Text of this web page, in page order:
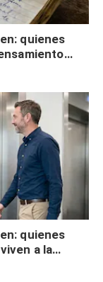
quienes
quienes
a la